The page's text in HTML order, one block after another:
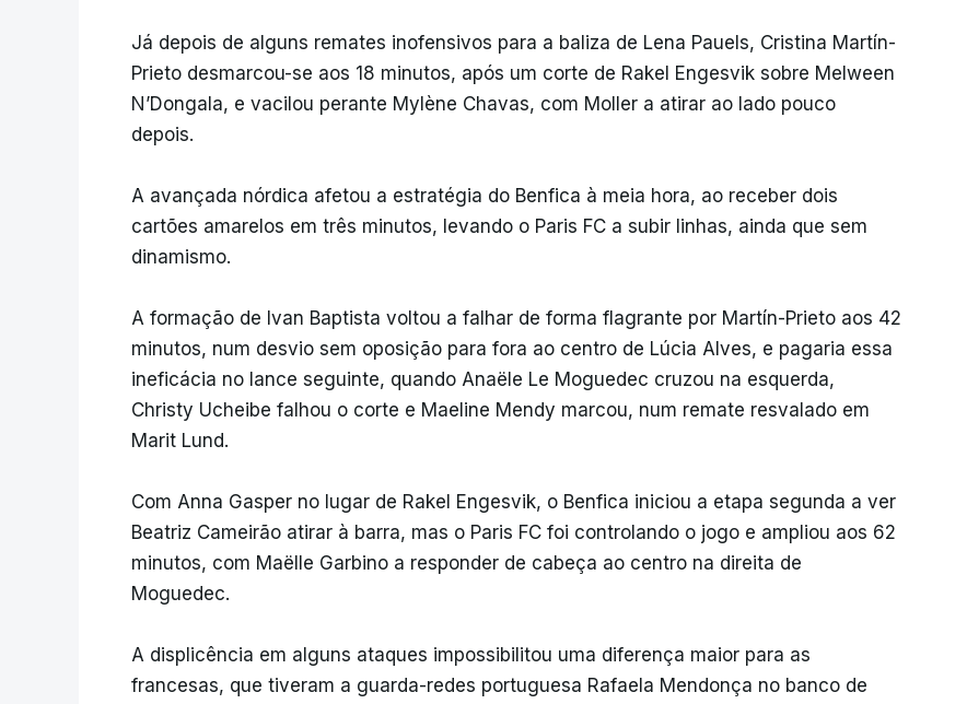
Já depois de alguns remates inofensivos para a baliza de Lena Pauels, Cristina Martín-
Prieto desmarcou-se aos 18 minutos, após um corte de Rakel Engesvik sobre Melween
N’Dongala, e vacilou perante Mylène Chavas, com Moller a atirar ao lado pouco
depois.
A avançada nórdica afetou a estratégia do Benfica à meia hora, ao receber dois
cartões amarelos em três minutos, levando o Paris FC a subir linhas, ainda que sem
dinamismo.
A formação de Ivan Baptista voltou a falhar de forma flagrante por Martín-Prieto aos 42
minutos, num desvio sem oposição para fora ao centro de Lúcia Alves, e pagaria essa
ineficácia no lance seguinte, quando Anaële Le Moguedec cruzou na esquerda,
Christy Ucheibe falhou o corte e Maeline Mendy marcou, num remate resvalado em
Marit Lund.
Com Anna Gasper no lugar de Rakel Engesvik, o Benfica iniciou a etapa segunda a ver
Beatriz Cameirão atirar à barra, mas o Paris FC foi controlando o jogo e ampliou aos 62
minutos, com Maëlle Garbino a responder de cabeça ao centro na direita de
Moguedec.
A displicência em alguns ataques impossibilitou uma diferença maior para as
francesas, que tiveram a guarda-redes portuguesa Rafaela Mendonça no banco de